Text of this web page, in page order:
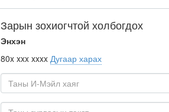
Зарын зохиогчтой холбогдох
Энхэн
80x xxx xxxx Дугаар харах